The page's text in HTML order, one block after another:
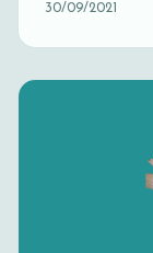
30/09/2021